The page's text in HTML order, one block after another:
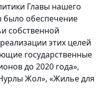
Главы нашего
было обеспечение
собственной
этих целей
государственные
до 2020 года»,
Жол», «Жилье для